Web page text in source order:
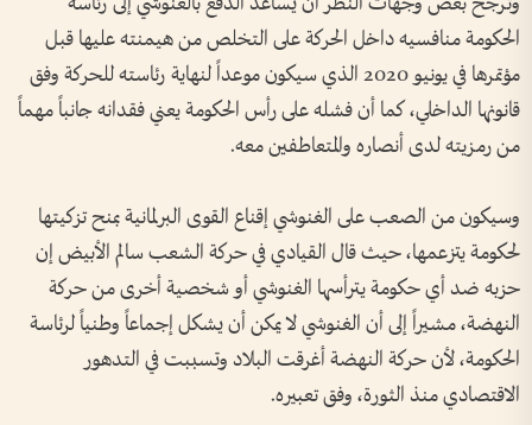
الحكومة منافسيه داخل الحركة على التخلص من هيمنته عليها قبل
مؤتمرها في يونيو 2020 الذي سيكون موعداً لنهاية رئاسته للحركة وفق
قانونها الداخلي، كما أن فشله على رأس الحكومة يعني فقدانه جانباً مهماً
من رمزيته لدى أنصاره والمتعاطفين معه.
وسيكون من الصعب على الغنوشي إقناع القوى البرلمانية بمنح تزكيتها
لحكومة يتزعمها، حيث قال القيادي في حركة الشعب سالم الأبيض إن
حزبه ضد أي حكومة يترأسها الغنوشي أو شخصية أخرى من حركة
النهضة، مشيراً إلى أن الغنوشي لا يمكن أن يشكل إجماعاً وطنياً لرئاسة
الحكومة، لأن حركة النهضة أغرقت البلاد وتسببت في التدهور
الاقتصادي منذ الثورة، وفق تعبيره.